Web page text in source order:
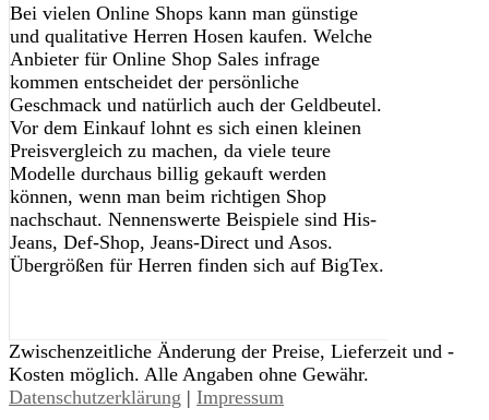
Bei vielen Online Shops kann man günstige
und qualitative Herren Hosen kaufen. Welche
Anbieter für Online Shop Sales infrage
kommen entscheidet der persönliche
Geschmack und natürlich auch der Geldbeutel.
Vor dem Einkauf lohnt es sich einen kleinen
Preisvergleich zu machen, da viele teure
Modelle durchaus billig gekauft werden
können, wenn man beim richtigen Shop
nachschaut. Nennenswerte Beispiele sind His-
Jeans, Def-Shop, Jeans-Direct und Asos.
Übergrößen für Herren finden sich auf BigTex.
Zwischenzeitliche Änderung der Preise, Lieferzeit und -
Kosten möglich. Alle Angaben ohne Gewähr.
Datenschutzerklärung | Impressum